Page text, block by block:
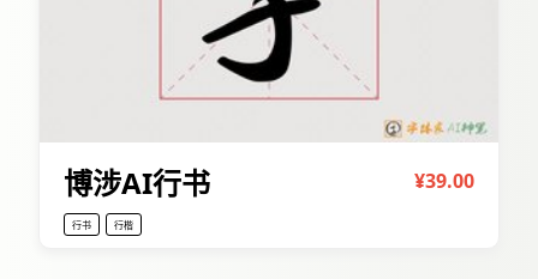
博涉AI行书 ¥39.00
行书 行楷